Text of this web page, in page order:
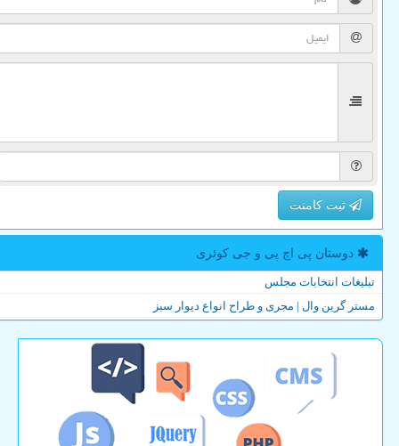
ثبت کامنت
دوستان پی اچ پی و جی كوئری
تبلیغات انتخابات مجلس
مستر گرین وال | مجری و طراح انواع دیوار سبز